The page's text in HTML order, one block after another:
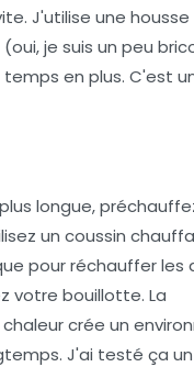
J'utilise une housse
je suis un peu
en plus. C'est
longue,
un coussin
pour réchauffer les
votre bouillotte. La
crée un
J'ai testé ça un